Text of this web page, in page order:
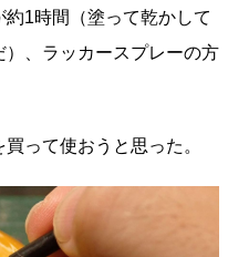
1時間（塗って乾かして
、ラッカースプレーの方
って使おうと思った。